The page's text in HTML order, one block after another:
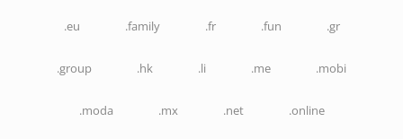
.eu .family .fr .fun .gr
.group .hk .li .me .mobi
.moda .mx .net .online